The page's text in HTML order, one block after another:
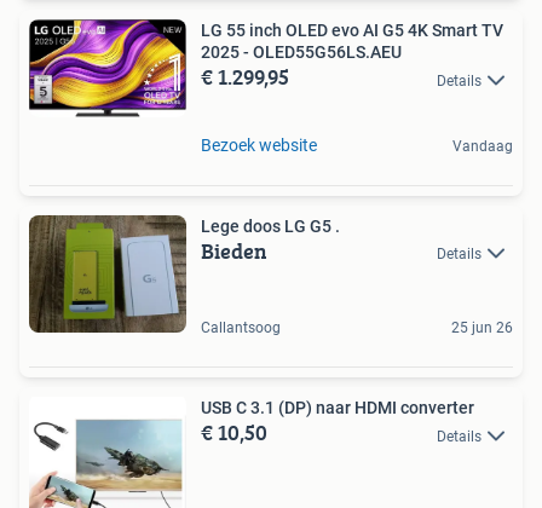
LG 55 inch OLED evo AI G5 4K Smart TV
2025 - OLED55G56LS.AEU
€ 1.299,95 Details
Bezoek website Vandaag
Lege doos LG G5 .
Bieden Details
Callantsoog 25 jun 26
USB C 3.1 (DP) naar HDMI converter
€ 10,50 Details